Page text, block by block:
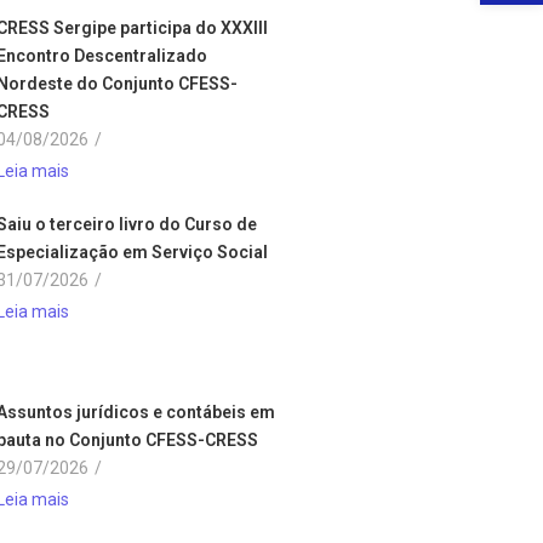
Sergipe participa do XXXIII
Descentralizado
do Conjunto CFESS-
08/2026 /
mais
o terceiro livro do Curso de
em Serviço Social
07/2026 /
mais
jurídicos e contábeis em
no Conjunto CFESS-CRESS
07/2026 /
mais